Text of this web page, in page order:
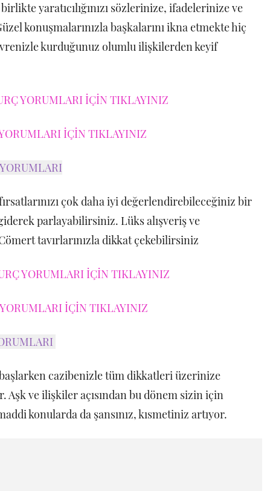
yaratıcılığınızı sözlerinize, ifadelerinize ve
konuşmalarınızla başkalarını ikna etmekte hiç
kurduğunuz olumlu ilişkilerden keyif
YORUMLARI İÇİN TIKLAYINIZ
İÇİN TIKLAYINIZ
çok daha iyi değerlendirebileceğiniz bir
parlayabilirsiniz. Lüks alışveriş ve
tavırlarınızla dikkat çekebilirsiniz
YORUMLARI İÇİN TIKLAYINIZ
İÇİN TIKLAYINIZ
cazibenizle tüm dikkatleri üzerinize
Aşk ve ilişkiler açısından bu dönem sizin için
konularda da şansınız, kısmetiniz artıyor.